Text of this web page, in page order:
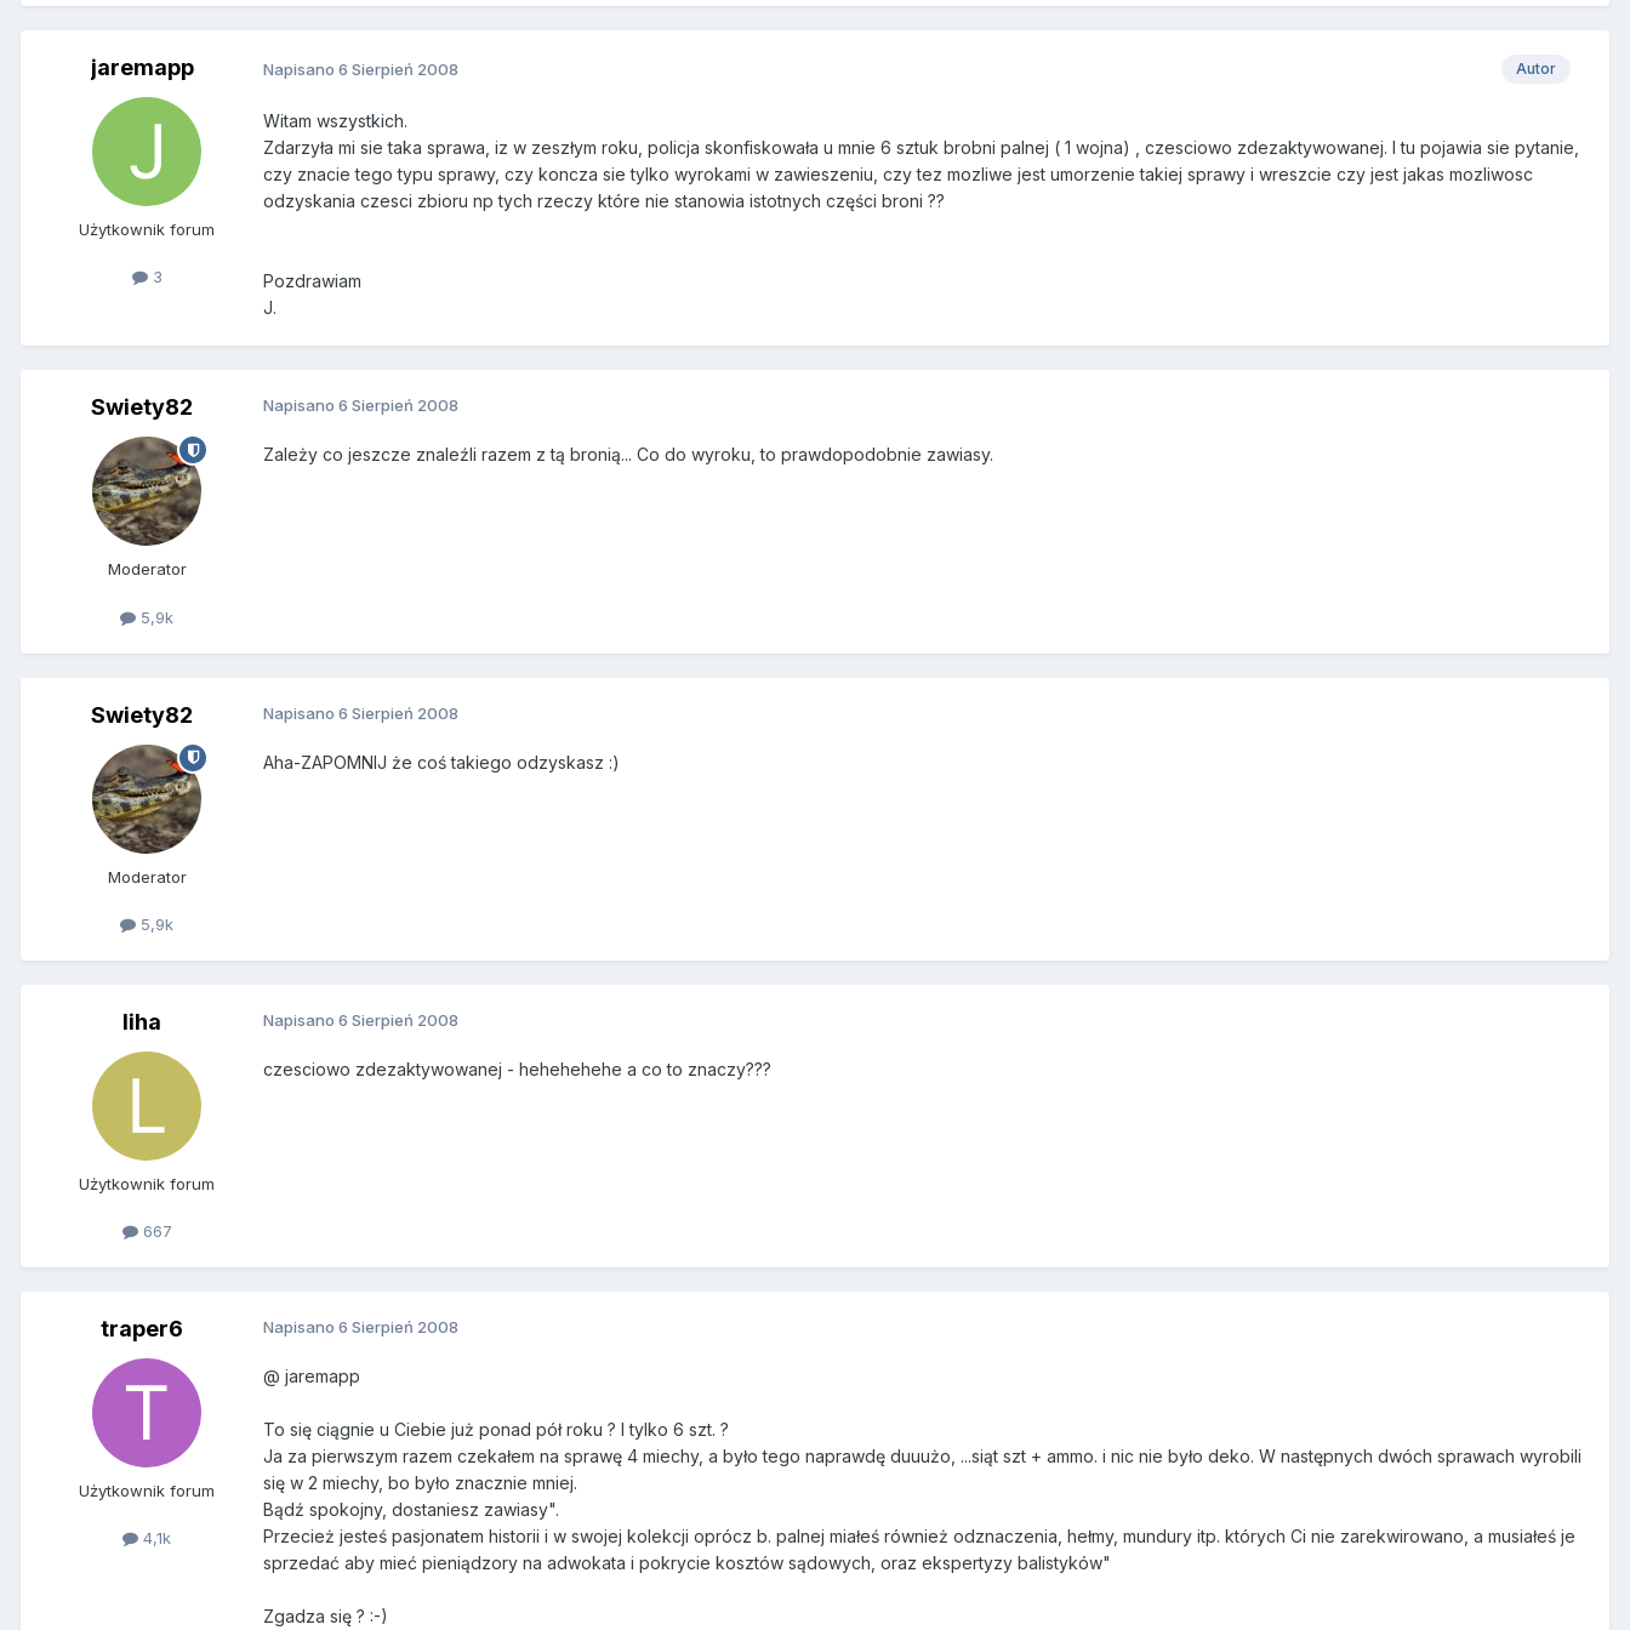
jaremapp
Użytkownik forum
3
Autor
Napisano 6 Sierpień 2008
Witam wszystkich.
Zdarzyła mi sie taka sprawa, iz w zeszłym roku, policja skonfiskowała u mnie 6 sztuk brobni palnej ( 1 wojna) , czesciowo zdezaktywowanej. I tu pojawia sie pytanie,
czy znacie tego typu sprawy, czy koncza sie tylko wyrokami w zawieszeniu, czy tez mozliwe jest umorzenie takiej sprawy i wreszcie czy jest jakas mozliwosc
odzyskania czesci zbioru np tych rzeczy które nie stanowia istotnych części broni ??
Pozdrawiam
J.
Swiety82
Moderator
5,9k
Napisano 6 Sierpień 2008
Zależy co jeszcze znaleźli razem z tą bronią... Co do wyroku, to prawdopodobnie zawiasy.
Swiety82
Moderator
5,9k
Napisano 6 Sierpień 2008
Aha-ZAPOMNIJ że coś takiego odzyskasz :)
liha
Użytkownik forum
667
Napisano 6 Sierpień 2008
czesciowo zdezaktywowanej - hehehehehe a co to znaczy???
traper6
Użytkownik forum
4,1k
Napisano 6 Sierpień 2008
@ jaremapp
To się ciągnie u Ciebie już ponad pół roku ? I tylko 6 szt. ?
Ja za pierwszym razem czekałem na sprawę 4 miechy, a było tego naprawdę duuużo, ...siąt szt + ammo. i nic nie było deko. W następnych dwóch sprawach wyrobili
się w 2 miechy, bo było znacznie mniej.
Bądź spokojny, dostaniesz zawiasy".
Przecież jesteś pasjonatem historii i w swojej kolekcji oprócz b. palnej miałeś również odznaczenia, hełmy, mundury itp. których Ci nie zarekwirowano, a musiałeś je
sprzedać aby mieć pieniądzory na adwokata i pokrycie kosztów sądowych, oraz ekspertyzy balistyków"
Zgadza się ? :-)